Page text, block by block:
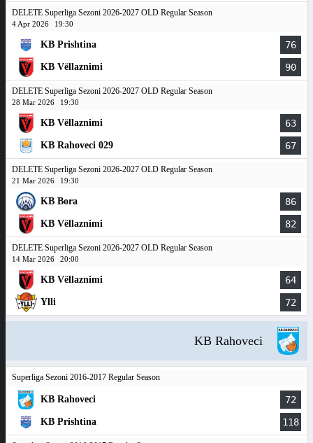
DELETE Superliga Sezoni 2026-2027 OLD Regular Season
4 Apr 2026 19:30
KB Prishtina 76
KB Vëllaznimi 90
DELETE Superliga Sezoni 2026-2027 OLD Regular Season
28 Mar 2026 19:30
KB Vëllaznimi 63
KB Rahoveci 029 67
DELETE Superliga Sezoni 2026-2027 OLD Regular Season
21 Mar 2026 19:30
KB Bora 86
KB Vëllaznimi 82
DELETE Superliga Sezoni 2026-2027 OLD Regular Season
14 Mar 2026 20:00
KB Vëllaznimi 64
Ylli 72
KB Rahoveci
Superliga Sezoni 2016-2017 Regular Season
KB Rahoveci 72
KB Prishtina 118